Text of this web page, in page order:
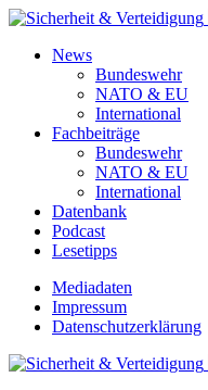
News
Bundeswehr
NATO & EU
International
Fachbeiträge
Bundeswehr
NATO & EU
International
Datenbank
Podcast
Lesetipps
Mediadaten
Impressum
Datenschutzerklärung